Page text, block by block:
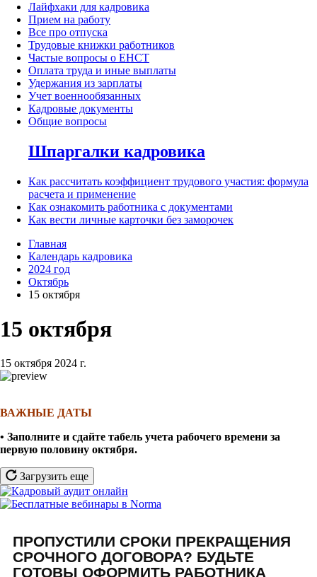
Лайфхаки для кадровика
Прием на работу
Все про отпуска
Трудовые книжки работников
Частые вопросы о ЕНСТ
Оплата труда и иные выплаты
Удержания из зарплаты
Учет военнообязанных
Кадровые документы
Общие вопросы
Шпаргалки кадровика
Как рассчитать коэффициент трудового участия: формула
расчета и применение
Как ознакомить работника с документами
Как вести личные карточки без заморочек
Главная
Календарь кадровика
2024 год
Октябрь
15 октября
15 октября
15 октября 2024 г.
ВАЖНЫЕ ДАТЫ
• Заполните и сдайте табель учета рабочего времени за
первую половину октября.
Загрузить еще
ПРОПУСТИЛИ СРОКИ ПРЕКРАЩЕНИЯ
СРОЧНОГО ДОГОВОРА? БУДЬТЕ
ГОТОВЫ ОФОРМИТЬ РАБОТНИКА